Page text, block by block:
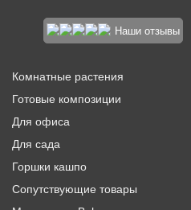
Наши отзывы
Комнатные растения
Готовые композиции
Для офиса
Для сада
Горшки кашпо
Сопутствующие товары